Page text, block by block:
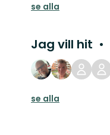
se alla
Jag vill hit
se alla